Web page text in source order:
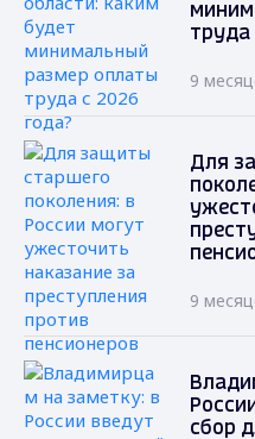
труда
9
Для
9
сбор